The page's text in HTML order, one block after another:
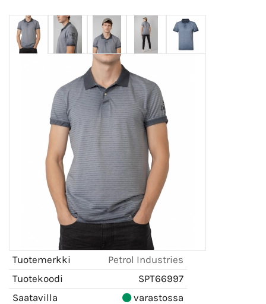
Tuotemerkki
Petrol Industries
Tuotekoodi
SPT66997
Saatavilla
varastossa